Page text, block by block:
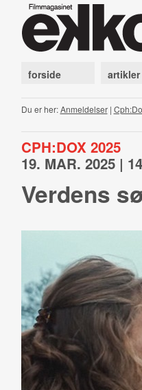
forside artikler
Du er her:Anmeldelser|
CPH:DOX 2025
19. MAR. 2025 |
Verdens